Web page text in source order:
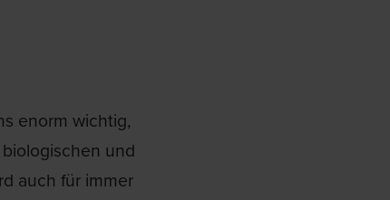
enorm wichtig,
und
auch für immer